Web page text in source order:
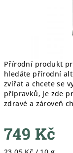
Přírodní produkt
hledáte přírodní
zvířat a chcete se
přípravků, je zde
zdravé a zároveň
749 Kč